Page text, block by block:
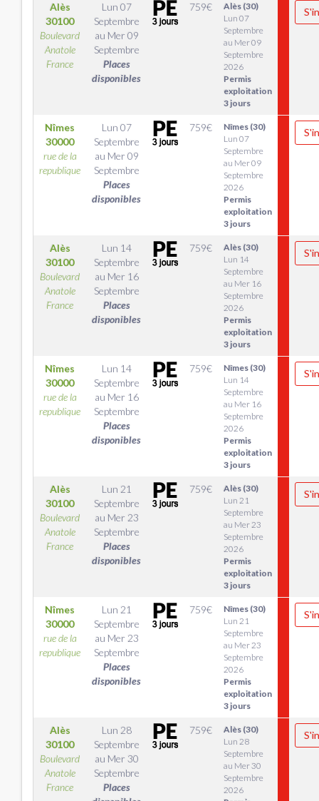
Alès
30100
Boulevard
Anatole
France
Lun 07
Septembre
au Mer 09
Septembre
Places
disponibles
759€
Alès (30)
Lun 07
Septembre
au Mer 09
Septembre
2026
Permis
exploitation
3 jours
Nîmes
30000
rue de la
republique
Lun 07
Septembre
au Mer 09
Septembre
Places
disponibles
759€
Nîmes (30)
Lun 07
Septembre
au Mer 09
Septembre
2026
Permis
exploitation
3 jours
Alès
30100
Boulevard
Anatole
France
Lun 14
Septembre
au Mer 16
Septembre
Places
disponibles
759€
Alès (30)
Lun 14
Septembre
au Mer 16
Septembre
2026
Permis
exploitation
3 jours
Nîmes
30000
rue de la
republique
Lun 14
Septembre
au Mer 16
Septembre
Places
disponibles
759€
Nîmes (30)
Lun 14
Septembre
au Mer 16
Septembre
2026
Permis
exploitation
3 jours
Alès
30100
Boulevard
Anatole
France
Lun 21
Septembre
au Mer 23
Septembre
Places
disponibles
759€
Alès (30)
Lun 21
Septembre
au Mer 23
Septembre
2026
Permis
exploitation
3 jours
Nîmes
30000
rue de la
republique
Lun 21
Septembre
au Mer 23
Septembre
Places
disponibles
759€
Nîmes (30)
Lun 21
Septembre
au Mer 23
Septembre
2026
Permis
exploitation
3 jours
Alès
30100
Boulevard
Anatole
France
Lun 28
Septembre
au Mer 30
Septembre
Places
759€
Alès (30)
Lun 28
Septembre
au Mer 30
Septembre
2026